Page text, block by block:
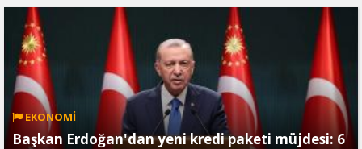
EKONOMİ
Başkan Erdoğan'dan yeni kredi paketi müjdesi: 6